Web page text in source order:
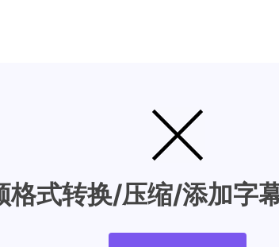
格式转换/压缩/添加字